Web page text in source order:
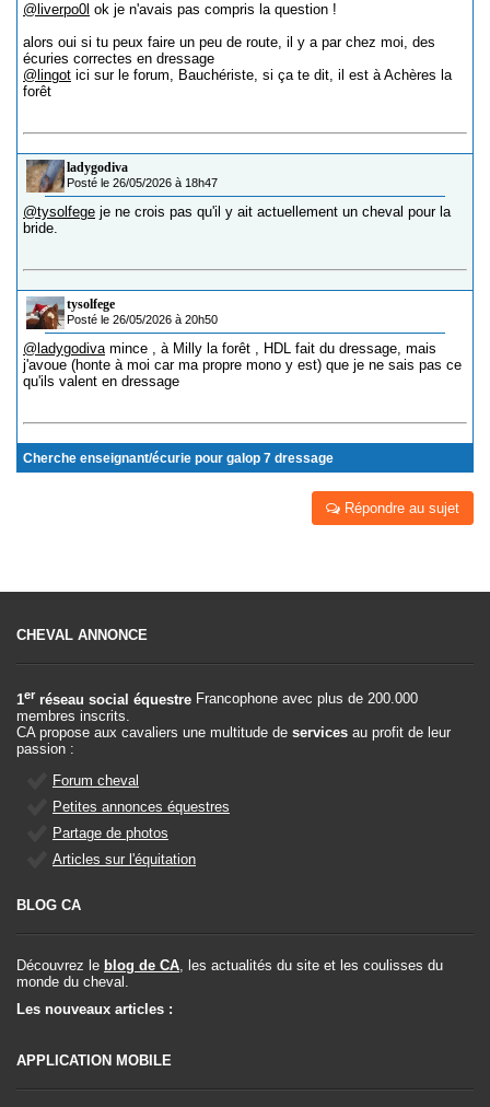
@liverpo0l ok je n'avais pas compris la question !
alors oui si tu peux faire un peu de route, il y a par chez moi, des
écuries correctes en dressage
@lingot ici sur le forum, Bauchériste, si ça te dit, il est à Achères la
forêt
ladygodiva
Posté le 26/05/2026 à 18h47
@tysolfege je ne crois pas qu'il y ait actuellement un cheval pour la
bride.
tysolfege
Posté le 26/05/2026 à 20h50
@ladygodiva mince , à Milly la forêt , HDL fait du dressage, mais
j'avoue (honte à moi car ma propre mono y est) que je ne sais pas ce
qu'ils valent en dressage
Cherche enseignant/écurie pour galop 7 dressage
Répondre au sujet
CHEVAL ANNONCE
1er réseau social équestre Francophone avec plus de 200.000
membres inscrits.
CA propose aux cavaliers une multitude de services au profit de leur
passion :
Forum cheval
Petites annonces équestres
Partage de photos
Articles sur l'équitation
BLOG CA
Découvrez le blog de CA , les actualités du site et les coulisses du
monde du cheval.
Les nouveaux articles :
APPLICATION MOBILE